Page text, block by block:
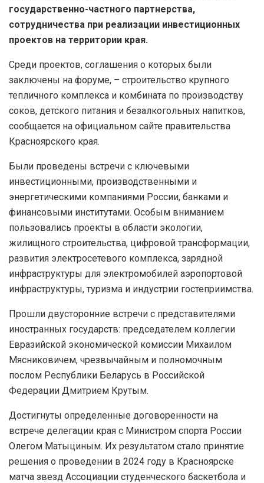
государственно-частного партнерства,
сотрудничества при реализации инвестиционных
проектов на территории края.
Среди проектов, соглашения о которых были
заключены на форуме, – строительство крупного
тепличного комплекса и комбината по производству
соков, детского питания и безалкогольных напитков,
сообщается на официальном сайте правительства
Красноярского края.
Были проведены встречи с ключевыми
инвестиционными, производственными и
энергетическими компаниями России, банками и
финансовыми институтами. Особым вниманием
пользовались проекты в области экологии,
жилищного строительства, цифровой трансформации,
развития электросетевого комплекса, зарядной
инфраструктуры для электромобилей аэропортовой
инфраструктуры, туризма и индустрии гостеприимства.
Прошли двусторонние встречи с представителями
иностранных государств: председателем коллегии
Евразийской экономической комиссии Михаилом
Мясниковичем, чрезвычайным и полномочным
послом Республики Беларусь в Российской
Федерации Дмитрием Крутым.
Достигнуты определенные договоренности на
встрече делегации края с Министром спорта России
Олегом Матыциным. Их результатом стало принятие
решения о проведении в 2024 году в Красноярске
матча звезд Ассоциации студенческого баскетбола и